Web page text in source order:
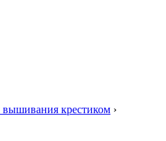
крестиком ›